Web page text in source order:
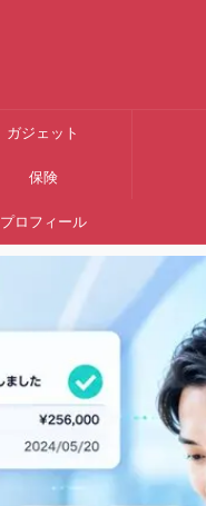
ガジェット
保険
プロフィール